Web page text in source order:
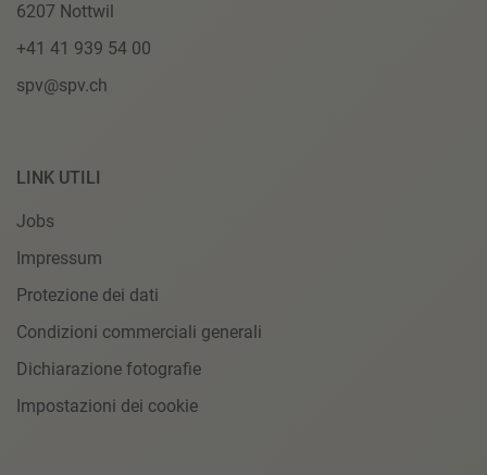
6207 Nottwil
+41 41 939 54 00
spv@spv.ch
LINK UTILI
Jobs
Impressum
Protezione dei dati
Condizioni commerciali generali
Dichiarazione fotografie
Impostazioni dei cookie